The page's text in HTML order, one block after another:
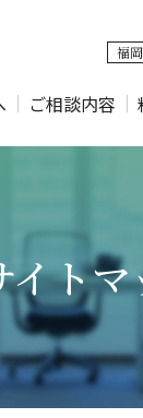
福
ご相談内容
イト